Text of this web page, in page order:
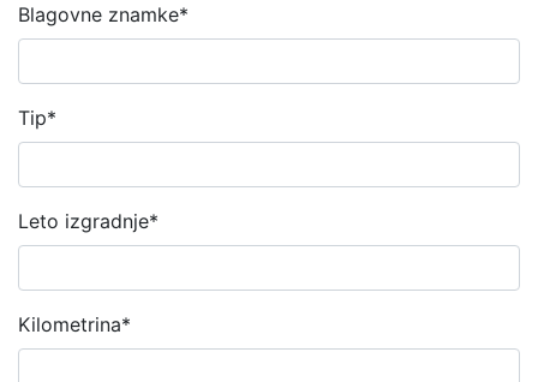
Blagovne znamke*
Tip*
Leto izgradnje*
Kilometrina*